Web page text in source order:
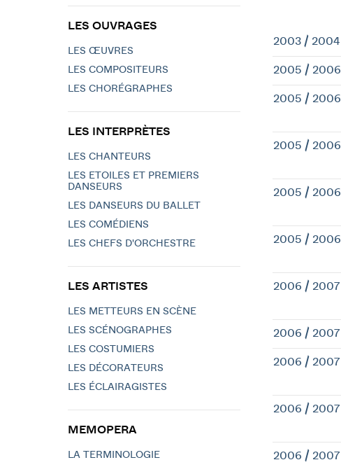
2003 / 2004
2005 / 2006
2005 / 2006
2005 / 2006
2005 / 2006
2005 / 2006
2006 / 2007
2006 / 2007
2006 / 2007
2006 / 2007
2006 / 2007
LES OUVRAGES
LES ŒUVRES
LES COMPOSITEURS
LES CHORÉGRAPHES
LES INTERPRÈTES
LES CHANTEURS
LES ETOILES ET PREMIERS
DANSEURS
LES DANSEURS DU BALLET
LES COMÉDIENS
LES CHEFS D'ORCHESTRE
LES ARTISTES
LES METTEURS EN SCÈNE
LES SCÉNOGRAPHES
LES COSTUMIERS
LES DÉCORATEURS
LES ÉCLAIRAGISTES
MEMOPERA
LA TERMINOLOGIE